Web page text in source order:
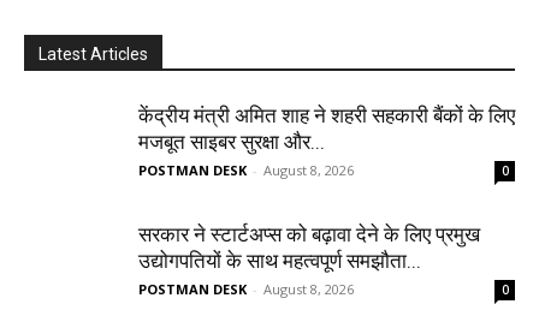
Latest Articles
केंद्रीय मंत्री अमित शाह ने शहरी सहकारी बैंकों के लिए
मजबूत साइबर सुरक्षा और...
POSTMAN DESK - August 8, 2026 0
सरकार ने स्टार्टअप्‍स को बढ़ावा देने के लिए प्रमुख
उद्योगपतियों के साथ महत्‍वपूर्ण समझौता...
POSTMAN DESK - August 8, 2026 0